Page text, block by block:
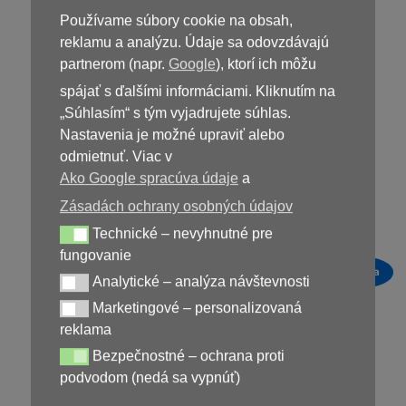
Používame súbory cookie na obsah,
reklamu a analýzu. Údaje sa odovzdávajú
partnerom (napr. Google), ktorí ich môžu
spájať s ďalšími informáciami. Kliknutím na
„Súhlasím“ s tým vyjadrujete súhlas.
Nastavenia je možné upraviť alebo
odmietnuť. Viac v
Ako Google spracúva údaje a
Zásadách ochrany osobných údajov
Technické – nevyhnutné pre fungovanie
Technické – nevyhnutné pre
fungovanie
Analytické – analýza návštevnosti
Analytické – analýza návštevnosti
Marketingové – personalizovaná reklama
Marketingové – personalizovaná
reklama
Bezpečnostné – ochrana proti podvodom (nedá sa vypnúť)
Bezpečnostné – ochrana proti
podvodom (nedá sa vypnúť)
NEDOSTUPNÝ
Simpla 360
39,00€ 45,00
Novinka
Zľava!